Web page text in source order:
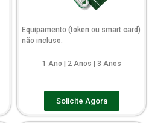
Equipamento (token ou smart card)
não incluso.
1 Ano | 2 Anos | 3 Anos
Solicite Agora